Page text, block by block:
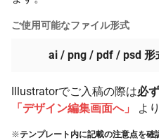
ご使用可能なファイル形式
ai / png / pdf / psd 形
Illustratorでご入稿の際は必
「デザイン編集画面へ」
よ
※テンプレート内に記載の注意点を確